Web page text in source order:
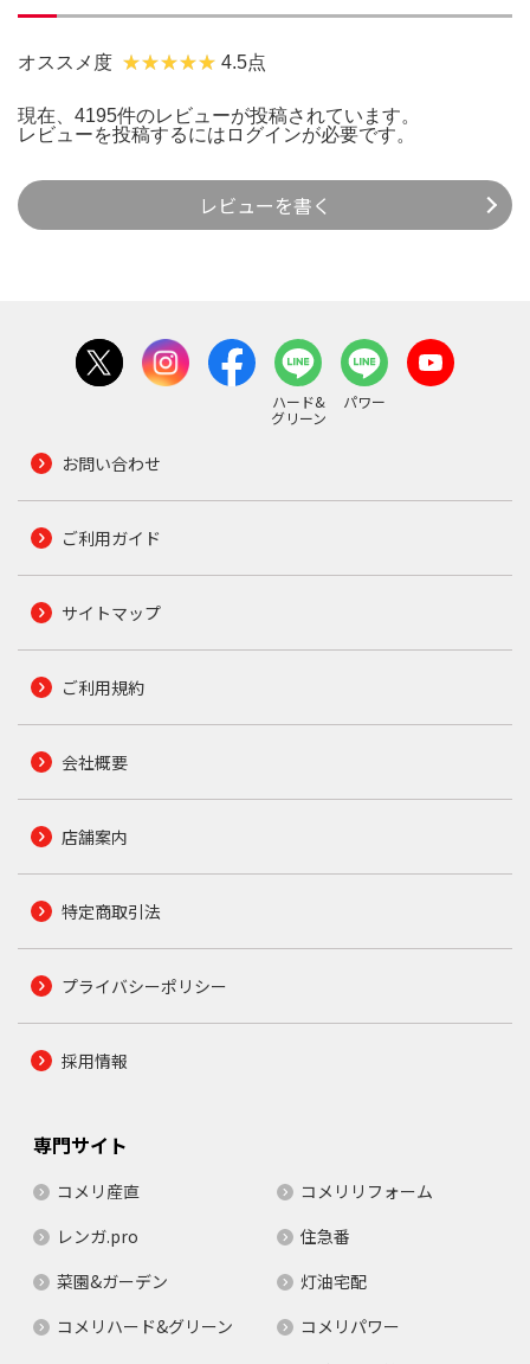
オススメ度 4.5点
現在、4195件のレビューが投稿されています。
レビューを投稿するには ログインが必要です。
レビューを書く
ハード&
グリーン
パワー
お問い合わせ
ご利用ガイド
サイトマップ
ご利用規約
会社概要
店舗案内
特定商取引法
プライバシーポリシー
採用情報
専門サイト
コメリ産直
コメリリフォーム
レンガ.pro
住急番
菜園&ガーデン
灯油宅配
コメリハード&グリーン
コメリパワー